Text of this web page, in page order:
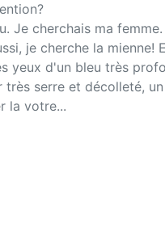
Je cherchais ma femme.
je cherche la
yeux d'un bleu très
très serre et décolleté,
la votre...